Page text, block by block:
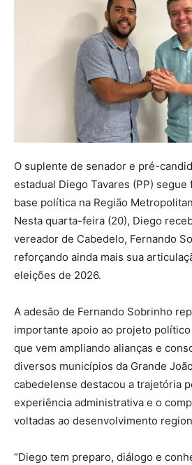
O suplente de senador e pré-
estadual Diego Tavares (PP)
base política na Região
Nesta quarta-feira (20), Diego
vereador de Cabedelo, Fernando
reforçando ainda mais sua
eleições de 2026.
A adesão de Fernando Sobrinho
importante apoio ao projeto
que vem ampliando alianças e
diversos municípios da Grande
cabedelense destacou a trajetória
experiência administrativa e o
voltadas ao desenvolvimento
“Diego tem preparo, diálogo e